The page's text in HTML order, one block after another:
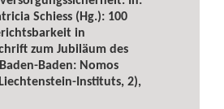
Schiess (Hg.): 100
in
zum Jubiläum des
Baden: Nomos
Instituts, 2),